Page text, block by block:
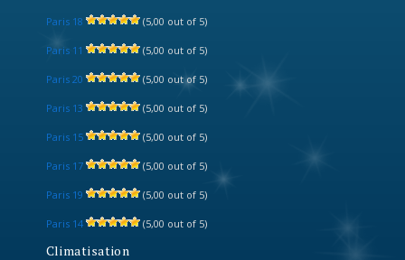
Paris 18 (5,00 out of 5)
Paris 11 (5,00 out of 5)
Paris 20 (5,00 out of 5)
Paris 13 (5,00 out of 5)
Paris 15 (5,00 out of 5)
Paris 17 (5,00 out of 5)
Paris 19 (5,00 out of 5)
Paris 14 (5,00 out of 5)
Climatisation